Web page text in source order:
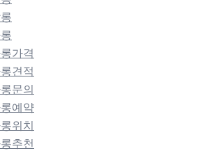
가격
견적
문의
예약
위치
추천